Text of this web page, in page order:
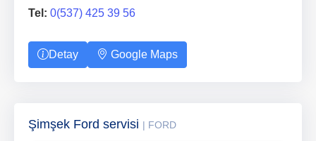
Tel: 0(537) 425 39 56
Detay Google Maps
Şimşek Ford servisi | FORD